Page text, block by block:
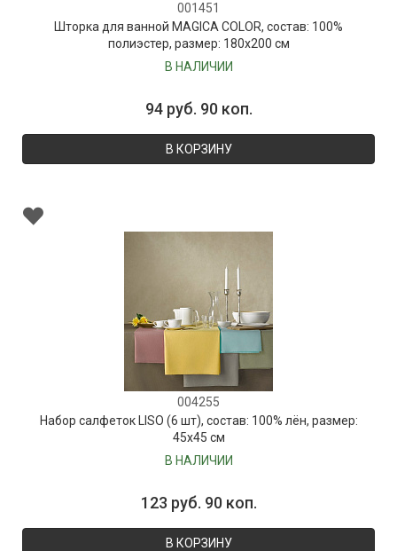
001451
Шторка для ванной MAGICA COLOR, состав: 100%
полиэстер, размер: 180х200 см
В НАЛИЧИИ
94 руб. 90 коп.
В КОРЗИНУ
004255
Набор салфеток LISO (6 шт), состав: 100% лён, размер:
45х45 см
В НАЛИЧИИ
123 руб. 90 коп.
В КОРЗИНУ